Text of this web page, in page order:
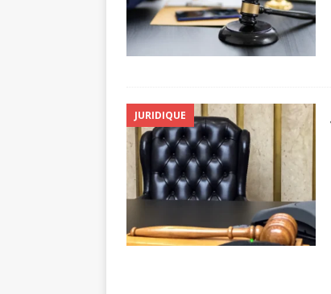
JURIDIQUE